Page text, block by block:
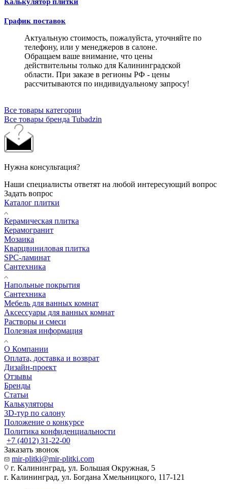
График поставок
Актуальную стоимость, пожалуйста, уточняйте по
телефону, или у менеджеров в салоне.
Обращаем ваше внимание, что цены
действительны только для Калининградской
области. При заказе в регионы РФ - цены
рассчитываются по индивидуальному запросу!
Все товары категории
Все товары бренда Tubadzin
Нужна консультация?
Наши специалисты ответят на любой интересующий вопрос
Задать вопрос
Каталог плитки
Керамическая плитка
Керамогранит
Мозаика
Кварцвиниловая плитка
SPC-ламинат
Сантехника
Напольные покрытия
Сантехника
Мебель для ванных комнат
Аксессуары для ванных комнат
Растворы и смеси
Полезная информация
О Компании
Оплата, доставка и возврат
Дизайн-проект
Отзывы
Бренды
Статьи
Калькуляторы
3D-тур по салону
Положение о конкурсе
Политика конфиденциальности
+7 (4012) 31-22-00
Заказать звонок
mir-plitki@mir-plitki.com
г. Калининград, ул. Большая Окружная, 5
г. Калининград, ул. Богдана Хмельницкого, 117-121